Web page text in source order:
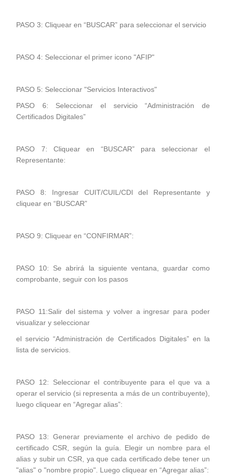
PASO 3: Cliquear en “BUSCAR” para seleccionar el servicio
PASO 4: Seleccionar el primer icono "AFIP"
PASO 5: Seleccionar "Servicios Interactivos"
PASO 6: Seleccionar el servicio “Administración de
Certificados Digitales”
PASO 7: Cliquear en “BUSCAR” para seleccionar el
Representante:
PASO 8: Ingresar CUIT/CUIL/CDI del Representante y
cliquear en “BUSCAR”
PASO 9: Cliquear en “CONFIRMAR”:
PASO 10: Se abrirá la siguiente ventana, guardar como
comprobante, seguir con los pasos
PASO 11:Salir del sistema y volver a ingresar para poder
visualizar y seleccionar
el servicio “Administración de Certificados Digitales” en la
lista de servicios.
PASO 12: Seleccionar el contribuyente para el que va a
operar el servicio (si representa a más de un contribuyente),
luego cliquear en “Agregar alias”:
PASO 13: Generar previamente el archivo de pedido de
certificado CSR, según la guía . Elegir un nombre para el
alias y subir un CSR, ya que cada certificado debe tener un
"alias" o "nombre propio". Luego cliquear en “Agregar alias”: